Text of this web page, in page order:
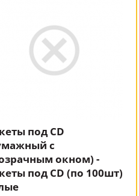
под CD
с
окном) -
под CD (по 100шт)